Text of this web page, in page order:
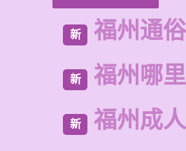
新 福州通
新 福州哪
新 福州成